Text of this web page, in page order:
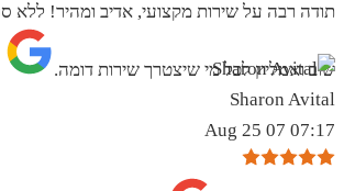
תודה רבה על שירות מקצועי, אדיב ומהיר! ללא
שוב ואמליץ לכל מי שיצטרך שירות דומה.
Sharon Avital
07:17 07 Aug 25